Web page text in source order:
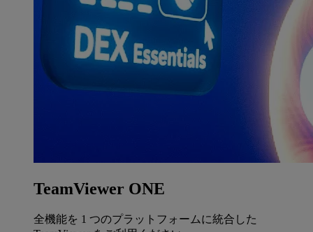
TeamViewer ONE
全機能を 1 つのプラットフォームに統合した